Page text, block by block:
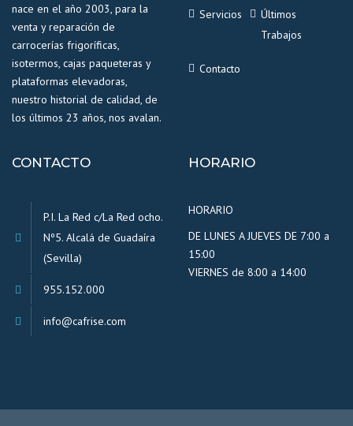
nace en el año 2003, para la
venta y reparación de
carrocerías frigoríficas,
isotermos, cajas paqueteras y
plataformas elevadoras,
nuestro historial de calidad, de
los últimos 23 años, nos avalan.
Servicios
Últimos
Trabajos
Contacto
CONTACTO
P.I. La Red c/La Red ocho.
Nº5. Alcalá de Guadaíra
(Sevilla)
955.152.000
info@cafrise.com
HORARIO
HORARIO
DE LUNES A JUEVES DE 7:00 a
15:00
VIERNES de 8:00 a 14:00